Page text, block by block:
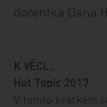
docentka Dana
K VĚCI...
Hot Topic 2017
V tomto krátkém